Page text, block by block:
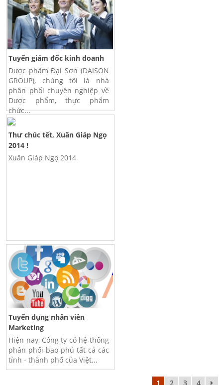
Tuyển giám đốc kinh doanh
Dược phẩm Đại Sơn (DAISON
GROUP), chúng tôi là nhà
phân phối chuyên nghiệp về
Dược phẩm, thực phẩm
chức...
Thư chúc tết, Xuân Giáp Ngọ
2014 !
Xuân Giáp Ngọ 2014
Tuyển dụng nhân viên
Marketing
Hiện nay, Công ty có hệ thống
phân phối bao phủ tất cả các
tỉnh - thành phố của Việt...
1 2 3 4